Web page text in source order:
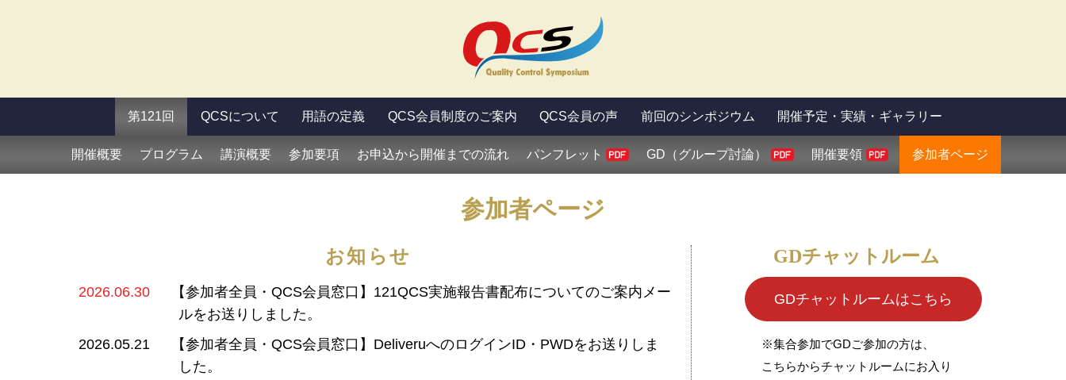
第121回 QCSについて 用語の定義 QCS会員制度のご案内 QCS会員の声 前回のシンポジウム 開催予定・実績・ギャラリー
開催概要 プログラム 講演概要 参加要項 お申込から開催までの流れ パンフレット GD（グループ討論） 開催要領 参加者ページ
参加者ページ
お知らせ
2026.06.30
【参加者全員・QCS会員窓口】121QCS実施報告書配布についてのご案内メー
ルをお送りしました。
2026.05.21
【参加者全員・QCS会員窓口】DeliveruへのログインID・PWDをお送りしま
した。
GDチャットルーム
GDチャットルームはこちら
※集合参加でGDご参加の方は、
こちらからチャットルームにお入り